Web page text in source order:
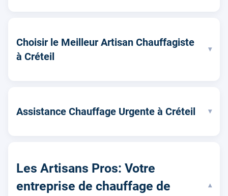
Choisir le Meilleur Artisan Chauffagiste
à Créteil
▾
Assistance Chauffage Urgente à Créteil ▾
Les Artisans Pros: Votre
entreprise de chauffage de
▾